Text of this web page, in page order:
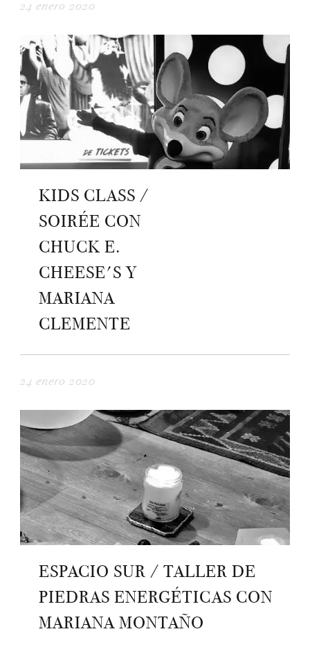
24 enero 2020
KIDS CLASS /
SOIRÉE CON
CHUCK E.
CHEESE'S Y
MARIANA
CLEMENTE
24 enero 2020
ESPACIO SUR / TALLER DE
PIEDRAS ENERGÉTICAS CON
MARIANA MONTAÑO